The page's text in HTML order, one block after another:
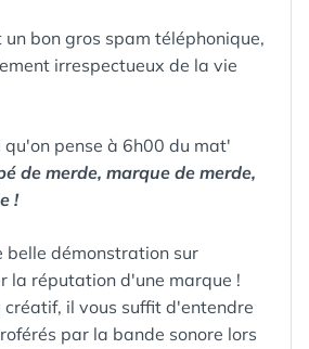
bon gros spam téléphonique,
irrespectueux de la vie
qu'on pense à 6h00 du mat'
de merde, marque de merde,
!
belle démonstration sur
la réputation d'une marque !
créatif, il vous suffit d'entendre
par la bande sonore lors